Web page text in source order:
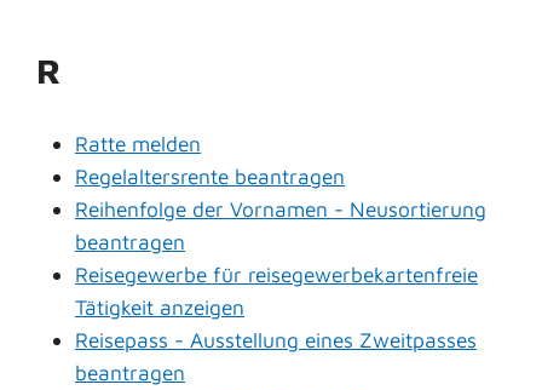
R
Ratte melden
Regelaltersrente beantragen
Reihenfolge der Vornamen - Neusortierung
beantragen
Reisegewerbe für reisegewerbekartenfreie
Tätigkeit anzeigen
Reisepass - Ausstellung eines Zweitpasses
beantragen